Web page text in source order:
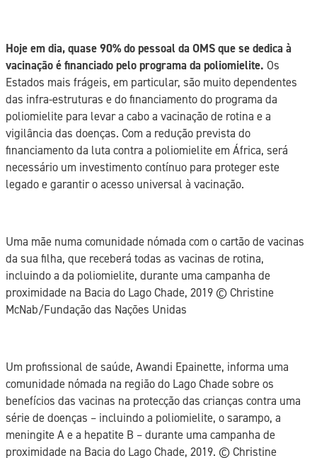
Hoje em dia, quase 90% do pessoal da OMS que se dedica à
vacinação é financiado pelo programa da poliomielite. Os
Estados mais frágeis, em particular, são muito dependentes
das infra-estruturas e do financiamento do programa da
poliomielite para levar a cabo a vacinação de rotina e a
vigilância das doenças. Com a redução prevista do
financiamento da luta contra a poliomielite em África, será
necessário um investimento contínuo para proteger este
legado e garantir o acesso universal à vacinação.
Uma mãe numa comunidade nómada com o cartão de vacinas
da sua filha, que receberá todas as vacinas de rotina,
incluindo a da poliomielite, durante uma campanha de
proximidade na Bacia do Lago Chade, 2019 ©️ Christine
McNab/Fundação das Nações Unidas
Um profissional de saúde, Awandi Epainette, informa uma
comunidade nómada na região do Lago Chade sobre os
benefícios das vacinas na protecção das crianças contra uma
série de doenças – incluindo a poliomielite, o sarampo, a
meningite A e a hepatite B – durante uma campanha de
proximidade na Bacia do Lago Chade, 2019. ©️ Christine